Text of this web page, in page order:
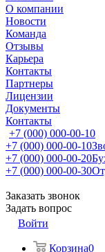
О компании
Новости
Команда
Отзывы
Карьера
Контакты
Партнеры
Лицензии
Документы
Контакты
+7 (000) 000-00-10
+7 (000) 000-00-10
+7 (000) 000-00-20
+7 (000) 000-00-30
Заказать звонок
Задать вопрос
Войти
Корзина0